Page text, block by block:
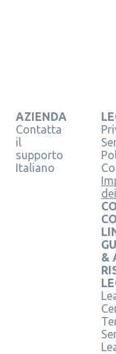
AZIENDA
Contatta
il
supporto
Italiano
&